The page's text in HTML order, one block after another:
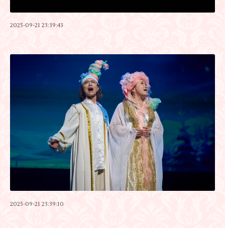
2025-09-21 23:39:43
2025-09-21 23:39:10